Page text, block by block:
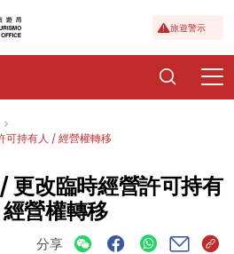
旅遊警示
可持有人 / 經營權轉移
更改臨時經營許可持有
營權轉移
分享